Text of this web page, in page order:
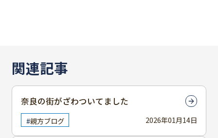
関連記事
2026年01月14日
奈良の街がざわついてました
親方ブログ